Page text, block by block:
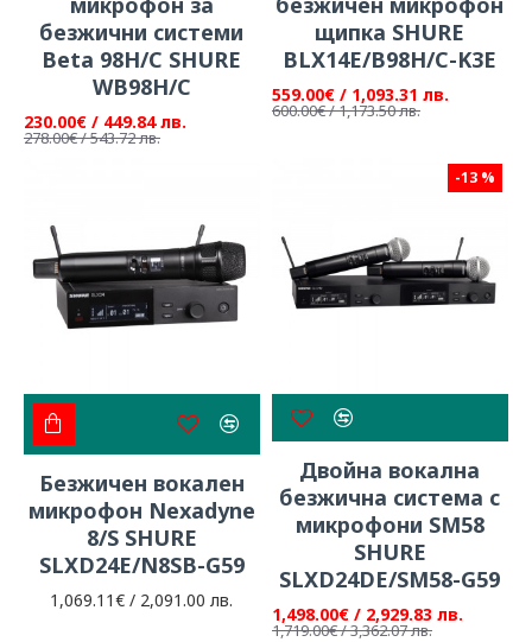
безжични системи
Beta 98H/C SHURE
WB98H/C
230.00€ / 449.84 лв.
278.00€ / 543.72 лв.
щипка SHURE
BLX14E/B98H/C-K3E
559.00€ / 1,093.31 лв.
600.00€ / 1,173.50 лв.
Безжичен вокален
микрофон Nexadyne
8/S SHURE
SLXD24E/N8SB-G59
1,069.11€ / 2,091.00 лв.
-13 %
Двойна вокална
безжична система с
микрофони SM58
SHURE
SLXD24DE/SM58-G59
1,498.00€ / 2,929.83 лв.
1,719.00€ / 3,362.07 лв.